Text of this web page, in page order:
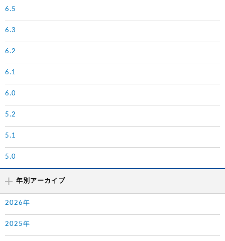
6.5
6.3
6.2
6.1
6.0
5.2
5.1
5.0
年別アーカイブ
2026年
2025年